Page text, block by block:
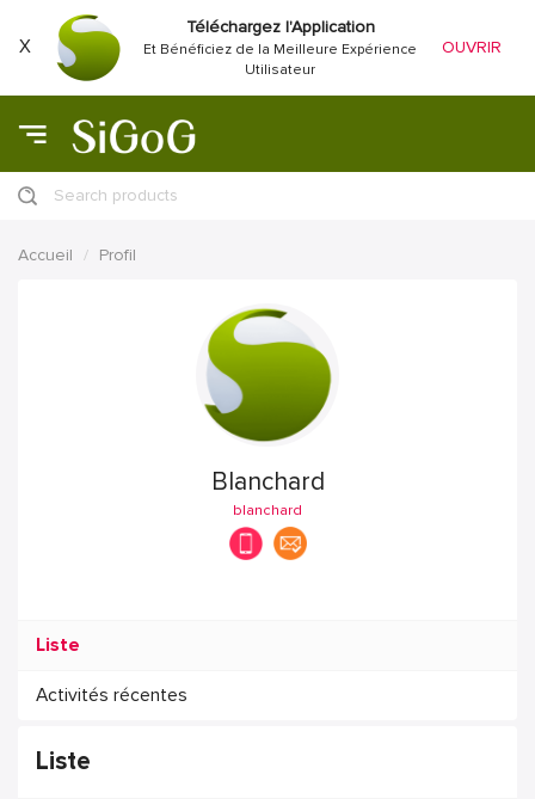
X
Téléchargez l'Application
Et Bénéficiez de la Meilleure Expérience
Utilisateur
OUVRIR
Search products
Accueil Profil
Blanchard
blanchard
Liste
Activités récentes
Liste